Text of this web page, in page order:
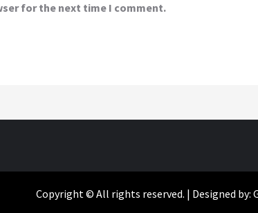
for the next time I comment.
Copyright © All rights reserved. | Designed by: